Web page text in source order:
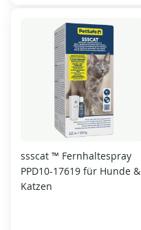
ssscat ™ Fernhaltespray
PPD10-17619 für Hunde &
Katzen